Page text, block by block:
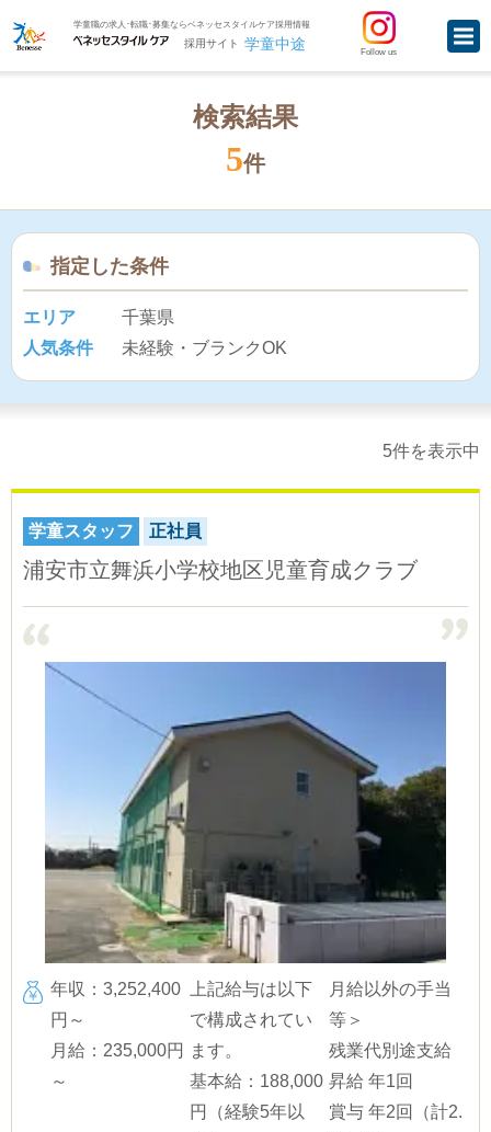
学童職の求人･転職･募集ならベネッセスタイルケア採用情報
採用サイト 学童中途 Follow us
検索結果
5件
指定した条件
エリア
千葉県
人気条件
未経験・ブランクOK
5件を表示中
学童スタッフ 正社員
浦安市立舞浜小学校地区児童育成クラブ
年収：3,252,400
円～
月給：235,000円
～
上記給与は以下
で構成されてい
ます。
基本給：188,000
円（経験5年以
月給以外の手当
等＞
残業代別途支給
昇給 年1回
賞与 年2回（計2.